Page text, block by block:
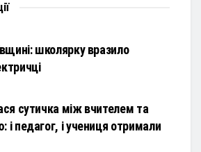
школярку вразило
сутичка між вчителем та
педагог, і учениця отримали